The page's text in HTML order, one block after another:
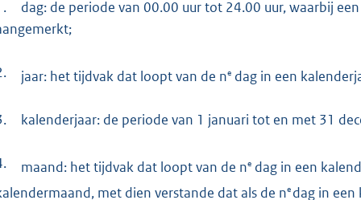
dag: de periode van 00.00 uur tot 24.00 uur, waarbij
jaar: het tijdvak dat loopt van de nedag in een
kalenderjaar: de periode van 1 januari tot en met 31
maand: het tijdvak dat loopt van de nedag in een
met dien verstande dat als de ne dag in